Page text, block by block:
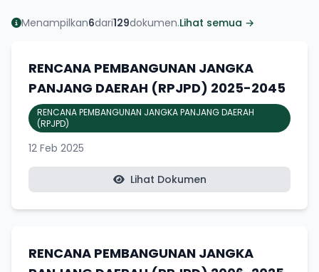
Menampilkan6dari129dokumen.Lihat semua →
RENCANA PEMBANGUNAN JANGKA
PANJANG DAERAH (RPJPD) 2025-2045
RENCANA PEMBANGUNAN JANGKA PANJANG DAERAH
(RPJPD)
12 Feb 2025
Lihat Dokumen
RENCANA PEMBANGUNAN JANGKA